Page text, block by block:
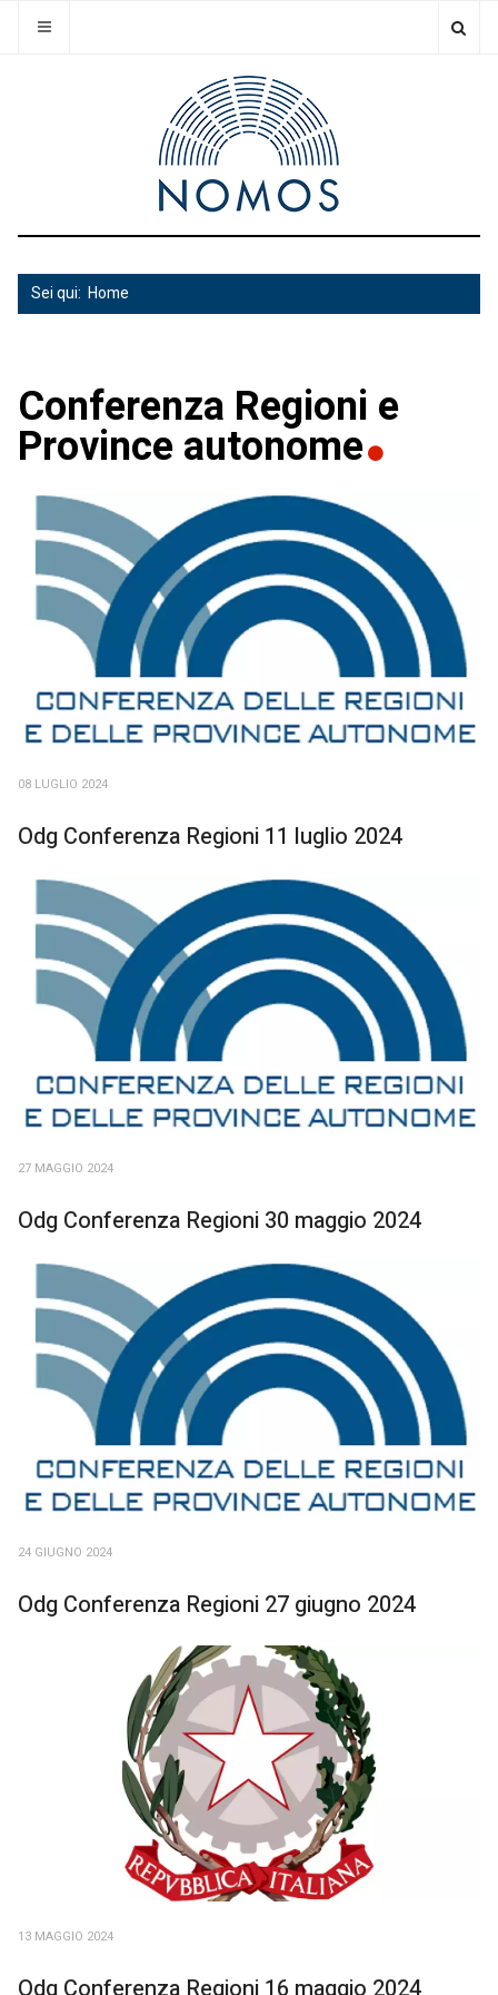
Sei qui: Home
Conferenza Regioni e
Province autonome
08 LUGLIO 2024
Odg Conferenza Regioni 11 luglio 2024
27 MAGGIO 2024
Odg Conferenza Regioni 30 maggio 2024
24 GIUGNO 2024
Odg Conferenza Regioni 27 giugno 2024
13 MAGGIO 2024